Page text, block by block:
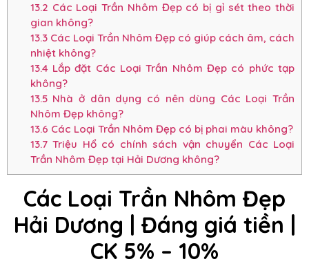
13.2 Các Loại Trần Nhôm Đẹp có bị gỉ sét theo thời
gian không?
13.3Các Loại Trần Nhôm Đẹp có giúp cách âm, cách
nhiệt không?
13.4 Lắp đặt Các Loại Trần Nhôm Đẹp có phức tạp
không?
13.5Nhà ở dân dụng có nên dùng Các Loại Trần
Nhôm Đẹp không?
13.6 Các Loại Trần Nhôm Đẹp có bị phai màu không?
13.7Triệu Hổ có chính sách vận chuyển Các Loại
Trần Nhôm Đẹp tại Hải Dương không?
Các Loại Trần Nhôm Đẹp
Hải Dương | Đáng giá tiền |
CK 5% – 10%